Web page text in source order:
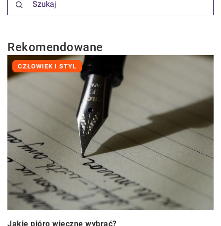
Rekomendowane
CZŁOWIEK I STYL
Jakie pióro wieczne wybrać?